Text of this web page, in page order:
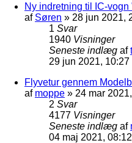
Ny indretning til IC-
af Søren » 28 jun 2021,
1 Svar
1940 Visninger
Seneste indlæg af
29 jun 2021, 10:27
Flyvetur gennem
af moppe » 24 mar
2 Svar
4177 Visninger
Seneste indlæg af
04 maj 2021, 08:12